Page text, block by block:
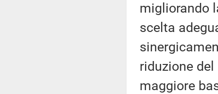
migliorando
scelta
riduzione del
maggiore